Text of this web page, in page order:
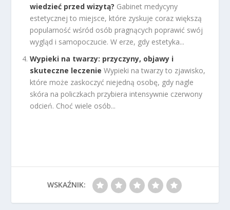
wiedzieć przed wizytą? Gabinet medycyny
estetycznej to miejsce, które zyskuje coraz większą
popularność wśród osób pragnących poprawić swój
wygląd i samopoczucie. W erze, gdy estetyka...
Wypieki na twarzy: przyczyny, objawy i
skuteczne leczenie Wypieki na twarzy to zjawisko,
które może zaskoczyć niejedną osobę, gdy nagle
skóra na policzkach przybiera intensywnie czerwony
odcień. Choć wiele osób...
WSKAŹNIK: